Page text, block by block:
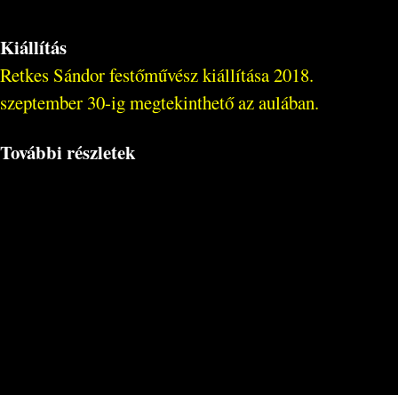
Kiállítás
Retkes Sándor festőművész kiállítása 2018.
szeptember 30-ig megtekinthető az aulában.
További részletek